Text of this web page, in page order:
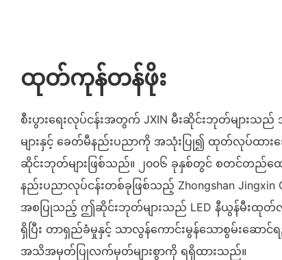
ထုတ်ကုန်တန်ဖိုး
စီးပွားရေးလုပ်ငန်းအတွက် JXIN မီးဆိုင်းဘုတ်များသ
များနှင့် ခေတ်မီနည်းပညာကို အသုံးပြု၍ ထုတ်လုပ်ထား
ဆိုင်းဘုတ်များဖြစ်သည်။ ၂၀၀၆ ခုနှစ်တွင် စတင်တည်ထ
နည်းပညာလုပ်ငန်းတစ်ခုဖြစ်သည့် Zhongshan Jingxin
အစပြုသည့် ဤဆိုင်းဘုတ်များသည် LED နီယွန်မီးထုတ်
ရှိပြီး တာရှည်ခံမှုနှင့် သာလွန်ကောင်းမွန်သောစွမ်းဆေ
အသိအမှတ်ပြုလက်မှတ်များစွာကို ရရှိထားသည်။